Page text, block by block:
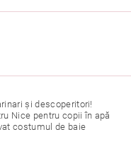
și descoperitori!
Nice pentru copii în apă
costumul de baie